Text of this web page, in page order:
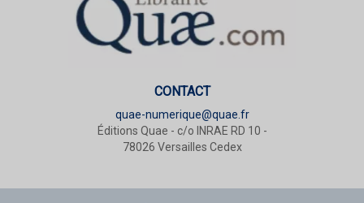
CONTACT
quae-numerique@quae.fr
Éditions Quae - c/o INRAE RD 10 -
78026 Versailles Cedex